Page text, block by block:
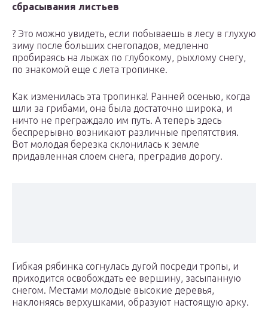
сбрасывания листьев
? Это можно увидеть, если побываешь в лесу в глухую
зиму после больших снегопадов, медленно
пробираясь на лыжах по глубокому, рыхлому снегу,
по знакомой еще с лета тропинке.
Как изменилась эта тропинка! Ранней осенью, когда
шли за грибами, она была достаточно широка, и
ничто не преграждало им путь. А теперь здесь
беспрерывно возникают различные препятствия.
Вот молодая березка склонилась к земле
придавленная слоем снега, преградив дорогу.
Гибкая рябинка согнулась дугой посреди тропы, и
приходится освобождать ее вершину, засыпанную
снегом. Местами молодые высокие деревья,
наклоняясь верхушками, образуют настоящую арку.